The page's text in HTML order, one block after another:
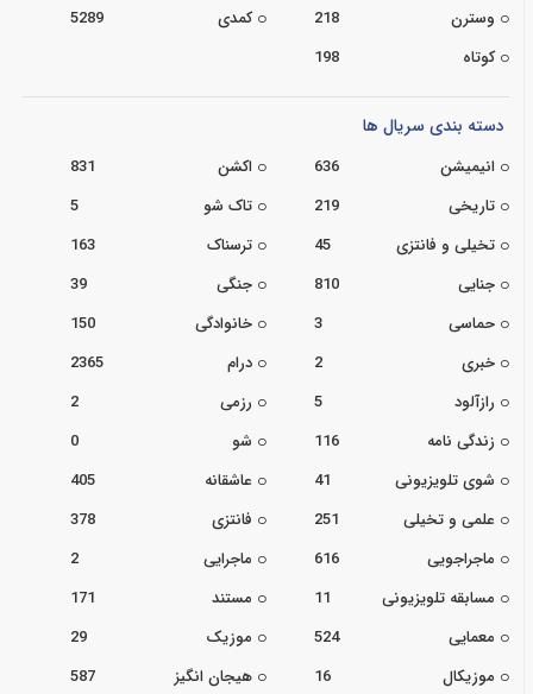
وسترن
218 کمدی
5289
کوتاه
198
دسته بندی سریال ها
انیمیشن 636 اکشن
831
تاریخی
219 تاک شو
5
تخیلی و فانتزی
45 ترسناک
163
جنایی
810 جنگی
39
حماسی
3 خانوادگی
150
خبری
2 درام
2365
رازآلود
5 رزمی
2
زندگی نامه
116 شو
0
شوی تلویزیونی
41 عاشقانه
405
علمی و تخیلی
251 فانتزی
378
ماجراجویی
616 ماجرایی
2
مسابقه تلویزیونی
11 مستند
171
معمایی
524 موزیک
29
موزیکال
16 هیجان انگیز 587